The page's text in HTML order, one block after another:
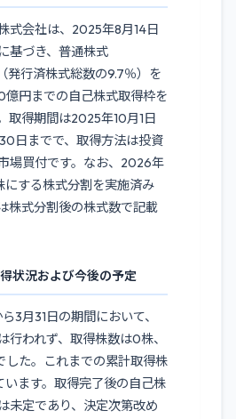
式会社は、2025年8月14日
基づき、普通株式
行済株式総数の9.7％）を
億円までの自己株式取得枠を
取得期間は2025年10月1日
日までで、取得方法は投資
場買付です。なお、2026年
にする株式分割を実施済み
株式分割後の株式数で記載
状況および今後の予定
3月31日の期間において、
行われず、取得株数は0株、
した。これまでの累計取得株
ます。取得完了後の自己株
未定であり、決定次第改め